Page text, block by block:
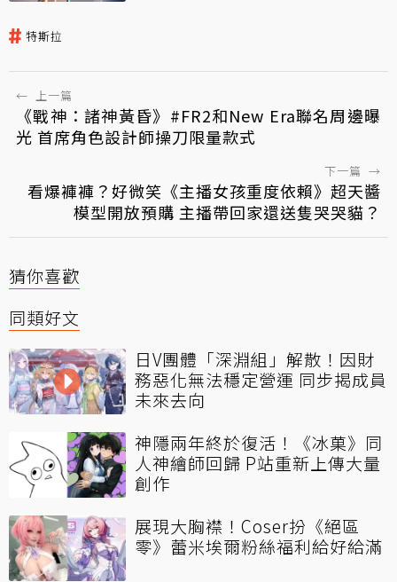
特斯拉
← 上一篇
《戰神：諸神黃昏》#FR2和New Era聯名周邊曝
光 首席角色設計師操刀限量款式
下一篇 →
看爆褲褲？好微笑《主播女孩重度依賴》超天醬
模型開放預購 主播帶回家還送隻哭哭貓？
猜你喜歡
同類好文
日V團體「深淵組」解散！因財
務惡化無法穩定營運 同步揭成員
未來去向
神隱兩年終於復活！《冰菓》同
人神繪師回歸 P站重新上傳大量
創作
展現大胸襟！Coser扮《絕區
零》蕾米埃爾粉絲福利給好給滿